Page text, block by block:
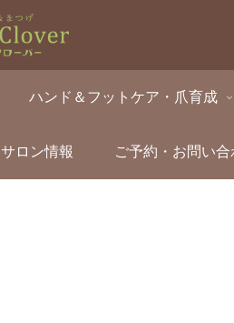
ハンド＆フットケア・爪育成
サロン情報 ご予約・お問い合